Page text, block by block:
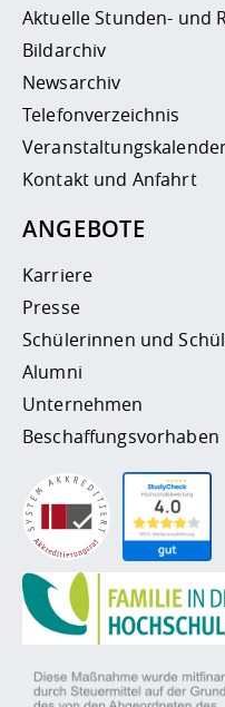
Aktuelle Stunden- und
Bildarchiv
Newsarchiv
Telefonverzeichnis
Kontakt und Anfahrt
ANGEBOTE
Karriere
Presse
Schülerinnen und
Alumni
Unternehmen
Beschaffungsvorhaben